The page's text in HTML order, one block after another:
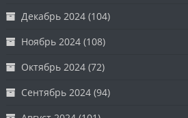
Декабрь 2024 (104)
Ноябрь 2024 (108)
Октябрь 2024 (72)
Сентябрь 2024 (94)